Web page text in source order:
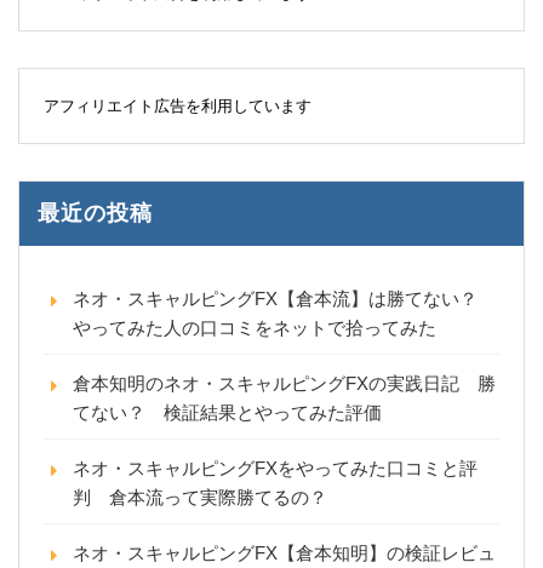
アフィリエイト広告を利用しています
最近の投稿
ネオ・スキャルピングFX【倉本流】は勝てない？
やってみた人の口コミをネットで拾ってみた
倉本知明のネオ・スキャルピングFXの実践日記 勝
てない？ 検証結果とやってみた評価
ネオ・スキャルピングFXをやってみた口コミと評
判 倉本流って実際勝てるの？
ネオ・スキャルピングFX【倉本知明】の検証レビュ